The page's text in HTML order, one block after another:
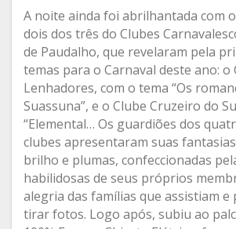
A noite ainda foi abrilhantada com
dois dos três do Clubes
de Paudalho, que revelaram pela
temas para o Carnaval deste ano: o
Lenhadores, com o tema “Os
Suassuna”, e o Clube Cruzeiro do
“Elemental… Os guardiões dos
clubes apresentaram suas
brilho e plumas, confeccionadas
habilidosas de seus próprios
alegria das famílias que assistiam e
tirar fotos. Logo após, subiu ao